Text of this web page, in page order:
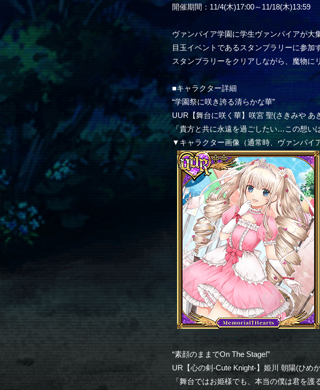
開催期間：11/4(木)17:00～11/18(木)13:59
ヴァンパイア学園に学生ヴァンパイアが大
目玉イベントであるスタンプラリーに参
スタンプラリーをクリアしながら、魔物に
■キャラクター詳細
“学園祭に咲き誇る清らかな華”
UUR【舞台に咲く華】咲宮 聖(さきみや あ
「貴方と共に永遠を過ごしたい…この想い
▼キャラクター画像（通常時、ヴァンパイ
“素顔のままでOn The Stage!”
UR【心の剣-Cute Knight-】姫川 朝陽(ひめ
「舞台ではお姫様でも、本当の僕は君を